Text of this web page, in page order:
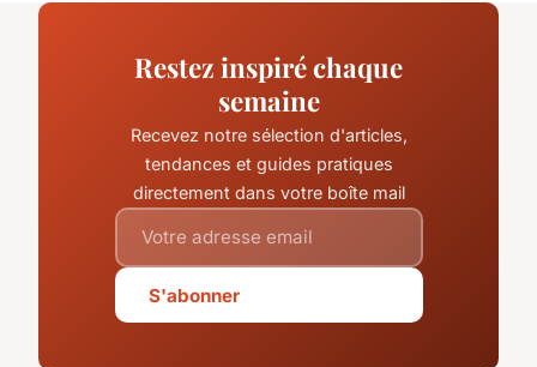
Restez inspiré chaque
semaine
Recevez notre sélection d'articles,
tendances et guides pratiques
directement dans votre boîte mail
S'abonner